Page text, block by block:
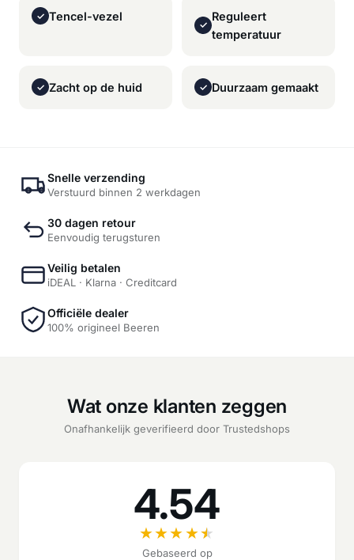
✓ Tencel-vezel
✓
Reguleert
temperatuur
✓ Zacht op de huid ✓ Duurzaam gemaakt
Snelle verzending
Verstuurd binnen 2 werkdagen
30 dagen retour
Eenvoudig terugsturen
Veilig betalen
iDEAL · Klarna · Creditcard
Officiële dealer
100% origineel Beeren
Wat onze klanten zeggen
Onafhankelijk geverifieerd door Trustedshops
4.54
★★★★★
Gebaseerd op